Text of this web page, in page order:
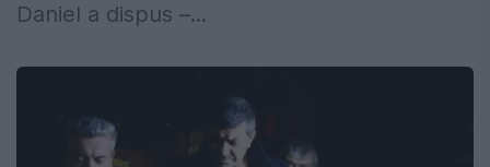
Daniel a dispus –...